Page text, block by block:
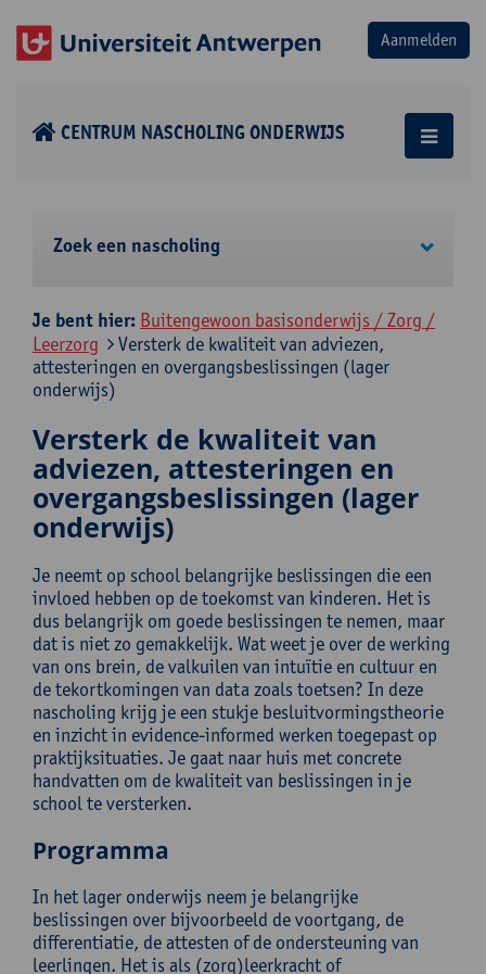
CENTRUM NASCHOLING ONDERWIJS
Zoek een nascholing
Je bent hier: Buitengewoon basisonderwijs / Zorg /
Leerzorg
Versterk de kwaliteit van adviezen,
attesteringen en overgangsbeslissingen (lager
onderwijs)
Versterk de kwaliteit van
adviezen, attesteringen en
overgangsbeslissingen (lager
onderwijs)
Je neemt op school belangrijke beslissingen die een
invloed hebben op de toekomst van kinderen. Het is
dus belangrijk om goede beslissingen te nemen, maar
dat is niet zo gemakkelijk. Wat weet je over de werking
van ons brein, de valkuilen van intuïtie en cultuur en
de tekortkomingen van data zoals toetsen? In deze
nascholing krijg je een stukje besluitvormingstheorie
en inzicht in evidence-informed werken toegepast op
praktijksituaties. Je gaat naar huis met concrete
handvatten om de kwaliteit van beslissingen in je
school te versterken.
Programma
In het lager onderwijs neem je belangrijke
beslissingen over bijvoorbeeld de voortgang, de
differentiatie, de attesten of de ondersteuning van
leerlingen. Het is als (zorg)leerkracht of